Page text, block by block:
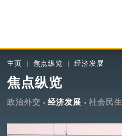
主页 焦点纵览 经济发展
焦点纵览
政治外交 经济发展 社会民生